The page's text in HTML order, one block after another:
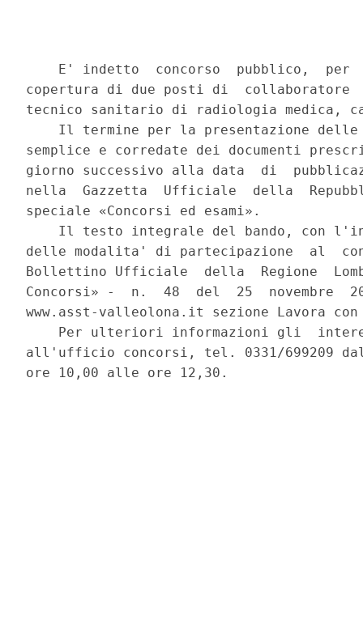
E' indetto  concorso  pubblico,  per
copertura di due posti di
tecnico sanitario di radiologia medica,
Il termine per la presentazione
semplice e corredate dei documenti
giorno successivo alla data  di
nella  Gazzetta  Ufficiale  della
speciale «Concorsi ed esami».
Il testo integrale del bando, con
delle modalita' di partecipazione  al
Bollettino Ufficiale  della  Regione
Concorsi» -  n.  48  del  25  novembre
www.asst-valleolona.it sezione Lavora
Per ulteriori informazioni gli
all'ufficio concorsi, tel. 0331/699209
ore 10,00 alle ore 12,30.